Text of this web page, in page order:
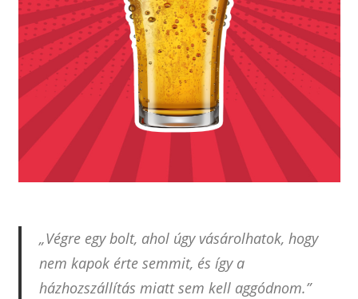
„Végre egy bolt, ahol úgy vásárolhatok, hogy
nem kapok érte semmit, és így a
házhozszállítás miatt sem kell aggódnom.”